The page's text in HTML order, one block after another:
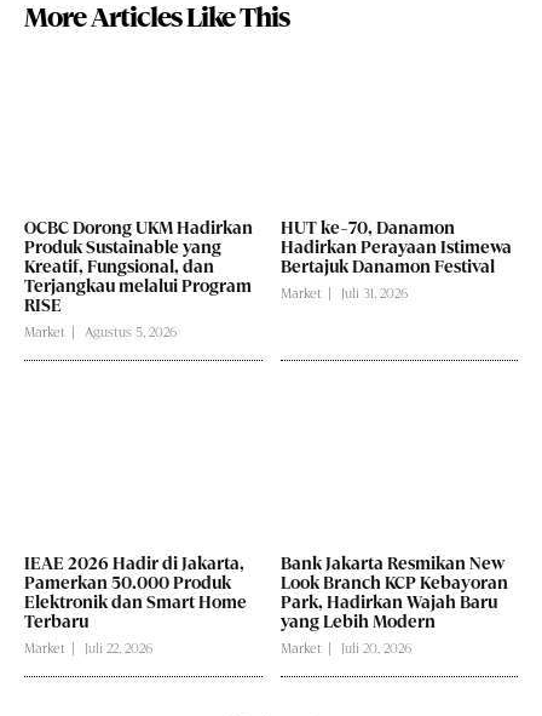
More Articles Like This
OCBC Dorong UKM Hadirkan
Produk Sustainable yang
Kreatif, Fungsional, dan
Terjangkau melalui Program
RISE
Market Agustus 5, 2026
HUT ke-70, Danamon
Hadirkan Perayaan Istimewa
Bertajuk Danamon Festival
Market Juli 31, 2026
IEAE 2026 Hadir di Jakarta,
Pamerkan 50.000 Produk
Elektronik dan Smart Home
Terbaru
Market Juli 22, 2026
Bank Jakarta Resmikan New
Look Branch KCP Kebayoran
Park, Hadirkan Wajah Baru
yang Lebih Modern
Market Juli 20, 2026